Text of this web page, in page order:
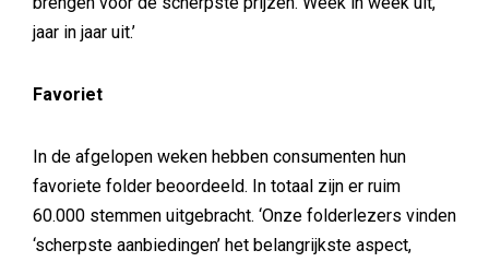
jaar in jaar uit.’
Favoriet
In de afgelopen weken hebben consumenten hun
favoriete folder beoordeeld. In totaal zijn er ruim
60.000 stemmen uitgebracht. ‘Onze folderlezers vinden
‘scherpste aanbiedingen’ het belangrijkste aspect,